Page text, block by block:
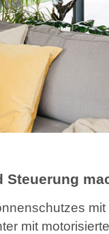
mit